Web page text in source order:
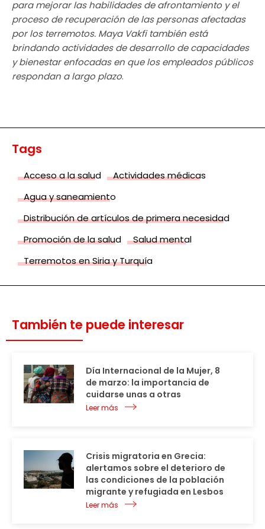
para mejorar las habilidades de afrontamiento y el
proceso de recuperación de las personas afectadas
por los terremotos. Maya Vakfi también está
brindando actividades de desarrollo de capacidades
y bienestar enfocadas en que los empleados públicos
respondan a largo plazo.
Tags
Acceso a la salud
Actividades médicas
Agua y saneamiento
Distribución de artículos de primera necesidad
Promoción de la salud
Salud mental
Terremotos en Siria y Turquía
También te puede interesar
Día Internacional de la Mujer, 8
de marzo: la importancia de
cuidarse unas a otras
Leer más
Crisis migratoria en Grecia:
alertamos sobre el deterioro de
las condiciones de la población
migrante y refugiada en Lesbos
Leer más